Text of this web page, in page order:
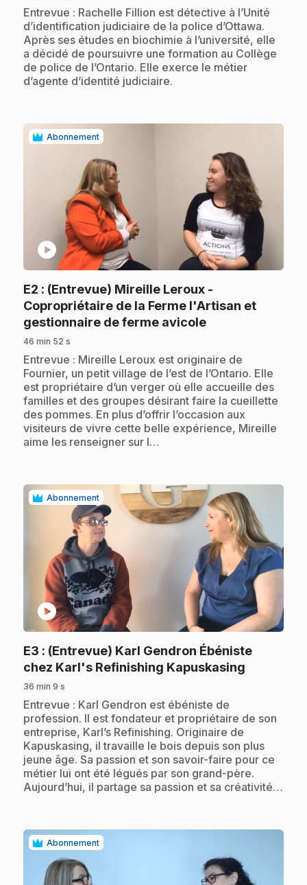
.Entrevue : Rachelle Fillion est détective à l’Unité
d’identification judiciaire de la police d’Ottawa.
Après ses études en biochimie à l’université, elle
a décidé de poursuivre une formation au Collège
de police de l’Ontario. Elle exerce le métier
d’agente d’identité judiciaire.
Abonnement
play_circle
E2 : (Entrevue) Mireille Leroux -
Copropriétaire de la Ferme l'Artisan et
gestionnaire de ferme avicole.
46 min 52 s
.Entrevue : Mireille Leroux est originaire de
Fournier, un petit village de l’est de l’Ontario. Elle
est propriétaire d’un verger où elle accueille des
familles et des groupes désirant faire la cueillette
des pommes. En plus d’offrir l’occasion aux
visiteurs de vivre cette belle expérience, Mireille
aime les renseigner sur l…
Abonnement
play_circle
E3 : (Entrevue) Karl Gendron Ébéniste
chez Karl's Refinishing Kapuskasing
36 min 9 s
.Entrevue : Karl Gendron est ébéniste de
profession. Il est fondateur et propriétaire de son
entreprise, Karl’s Refinishing. Originaire de
Kapuskasing, il travaille le bois depuis son plus
jeune âge. Sa passion et son savoir-faire pour ce
métier lui ont été légués par son grand-père.
Aujourd’hui, il partage sa passion et sa créativité…
Abonnement